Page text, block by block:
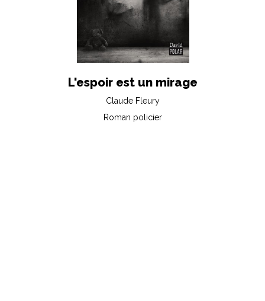
L'espoir est un mirage
Claude Fleury
Roman policier